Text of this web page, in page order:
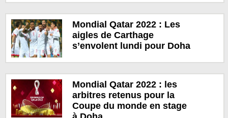
Mondial Qatar 2022 : Les
aigles de Carthage
s’envolent lundi pour Doha
Mondial Qatar 2022 : les
arbitres retenus pour la
Coupe du monde en stage